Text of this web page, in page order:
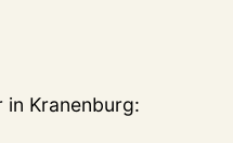
in Kranenburg: